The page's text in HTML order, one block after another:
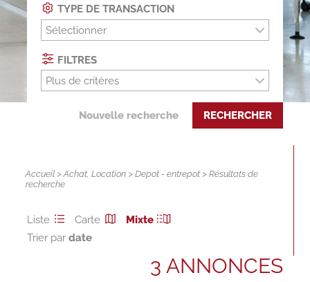
TYPE DE TRANSACTION
Sélectionner
FILTRES
Plus de critères
Nouvelle recherche RECHERCHER
Accueil >Achat,Location >Depot - entrepot > Résultats de
recherche
Liste Carte
Mixte
Trier par
3 ANNONCES